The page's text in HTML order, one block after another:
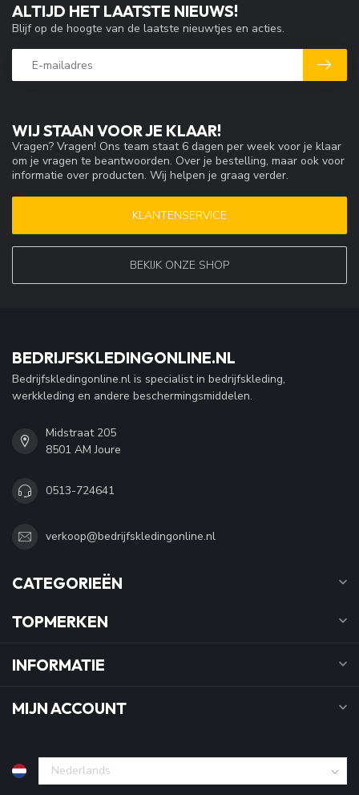
WIJ STAAN VOOR JE KLAAR!
Vragen? Vragen! Ons team staat 6 dagen per week voor je klaar
om je vragen te beantwoorden. Over je bestelling, maar ook voor
informatie over producten. Wij helpen je graag verder.
KLANTENSERVICE
BEKIJK ONZE SHOP
ALTIJD HET LAATSTE NIEUWS!
Blijf op de hoogte van de laatste nieuwtjes en acties.
BEDRIJFSKLEDINGONLINE.NL
Bedrijfskledingonline.nl is specialist in bedrijfskleding,
werkkleding en andere beschermingsmiddelen.
Midstraat 205
8501 AM Joure
0513-724641
verkoop@bedrijfskledingonline.nl
CATEGORIEËN
TOPMERKEN
INFORMATIE
MIJN ACCOUNT